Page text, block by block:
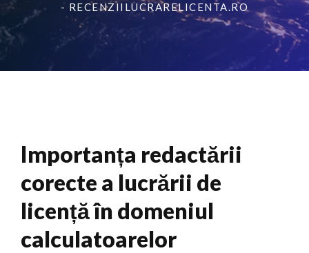
- RECENZIILUCRARELICENTA.RO
Importanța redactării
corecte a lucrării de
licență în domeniul
calculatoarelor